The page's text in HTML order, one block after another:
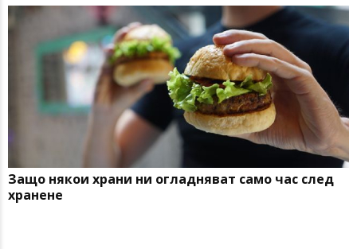
Защо някои храни ни огладняват само час след
хранене